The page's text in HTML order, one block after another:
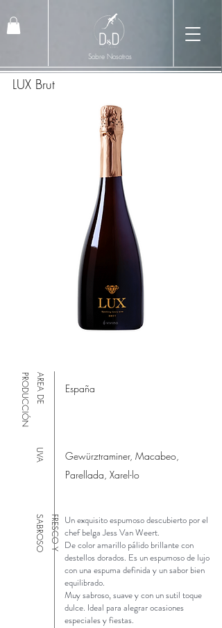
Sobre Nosotros
LUX Brut
UVA
A
R
E
A
D
E
P
R
O
D
U
C
C
I
Ó
N
F
R
E
S
C
O
Y
S
A
B
R
O
S
O
España
Gewürztraminer, Macabeo,
Parellada, Xarel-lo
Un exquisito espumoso descubierto por el
chef belga Jess Van Weert.
De color amarillo pálido brillante con
destellos dorados. Es un espumoso de lujo
con una espuma definida y un sabor bien
equilibrado.
Muy sabroso, suave y con un sutil toque
dulce. Ideal para alegrar ocasiones
especiales y fiestas.